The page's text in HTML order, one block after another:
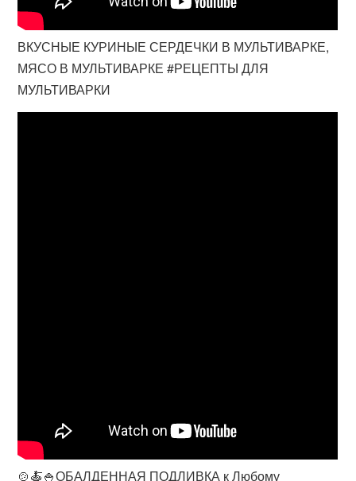
ВКУСНЫЕ КУРИНЫЕ СЕРДЕЧКИ В МУЛЬТИВАРКЕ,
МЯСО В МУЛЬТИВАРКЕ #РЕЦЕПТЫ ДЛЯ
МУЛЬТИВАРКИ
🍲🍝🍚ОБАЛДЕННАЯ ПОДЛИВКА к Любому